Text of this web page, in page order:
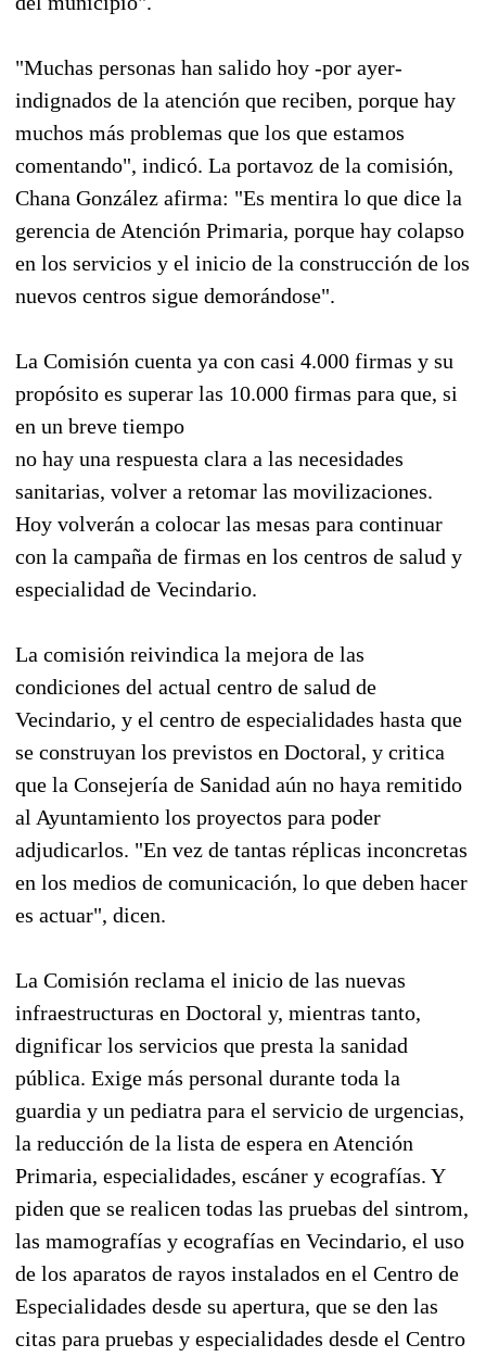
"Muchas personas han salido hoy -por ayer-
indignados de la atención que reciben, porque hay
muchos más problemas que los que estamos
comentando", indicó. La portavoz de la comisión,
Chana González afirma: "Es mentira lo que dice la
gerencia de Atención Primaria, porque hay colapso
en los servicios y el inicio de la construcción de los
nuevos centros sigue demorándose".
La Comisión cuenta ya con casi 4.000 firmas y su
propósito es superar las 10.000 firmas para que, si
en un breve tiempo
no hay una respuesta clara a las necesidades
sanitarias, volver a retomar las movilizaciones.
Hoy volverán a colocar las mesas para continuar
con la campaña de firmas en los centros de salud y
especialidad de Vecindario.
La comisión reivindica la mejora de las
condiciones del actual centro de salud de
Vecindario, y el centro de especialidades hasta que
se construyan los previstos en Doctoral, y critica
que la Consejería de Sanidad aún no haya remitido
al Ayuntamiento los proyectos para poder
adjudicarlos. "En vez de tantas réplicas inconcretas
en los medios de comunicación, lo que deben hacer
es actuar", dicen.
La Comisión reclama el inicio de las nuevas
infraestructuras en Doctoral y, mientras tanto,
dignificar los servicios que presta la sanidad
pública. Exige más personal durante toda la
guardia y un pediatra para el servicio de urgencias,
la reducción de la lista de espera en Atención
Primaria, especialidades, escáner y ecografías. Y
piden que se realicen todas las pruebas del sintrom,
las mamografías y ecografías en Vecindario, el uso
de los aparatos de rayos instalados en el Centro de
Especialidades desde su apertura, que se den las
citas para pruebas y especialidades desde el Centro